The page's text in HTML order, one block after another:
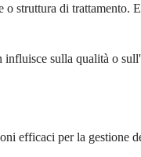
struttura di
sulla qualità o
efficaci per la gestione